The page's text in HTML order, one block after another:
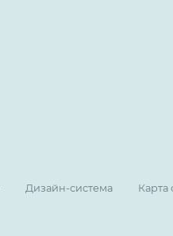
Дизайн-система Карта